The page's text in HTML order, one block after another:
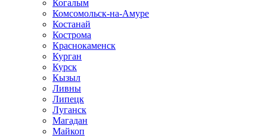
Когалым
Комсомольск-на-Амуре
Костанай
Кострома
Краснокаменск
Курган
Курск
Кызыл
Ливны
Липецк
Луганск
Магадан
Майкоп